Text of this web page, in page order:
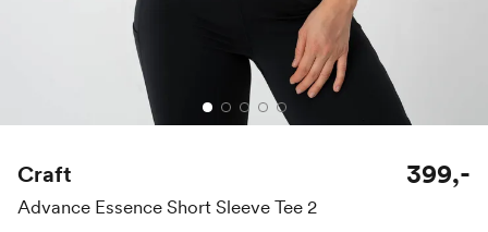
Craft
Advance Essence Short Sleeve Tee 2
399,-